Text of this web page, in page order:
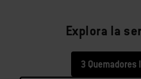
Explora la
3